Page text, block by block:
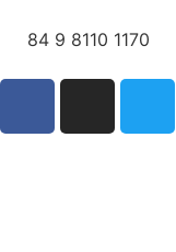
84 9 8110 1170